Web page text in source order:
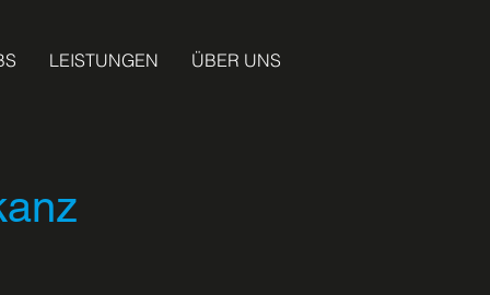
LEISTUNGEN ÜBER UNS